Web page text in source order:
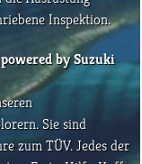
Inspektion.
by Suzuki
Sie sind
zum TÜV. Jedes der